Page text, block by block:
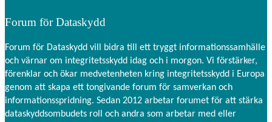
Forum för Dataskydd
Forum för Dataskydd vill bidra till ett tryggt informationssamhälle
och värnar om integritetsskydd idag och i morgon. Vi förstärker,
förenklar och ökar medvetenheten kring integritetsskydd i Europa
genom att skapa ett tongivande forum för samverkan och
informationsspridning. Sedan 2012 arbetar forumet för att stärka
dataskyddsombudets roll och andra som arbetar med eller